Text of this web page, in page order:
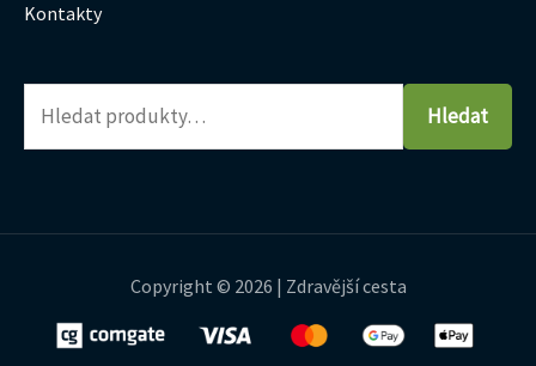
Kontakty
Hledat
Copyright © 2026 | Zdravější cesta